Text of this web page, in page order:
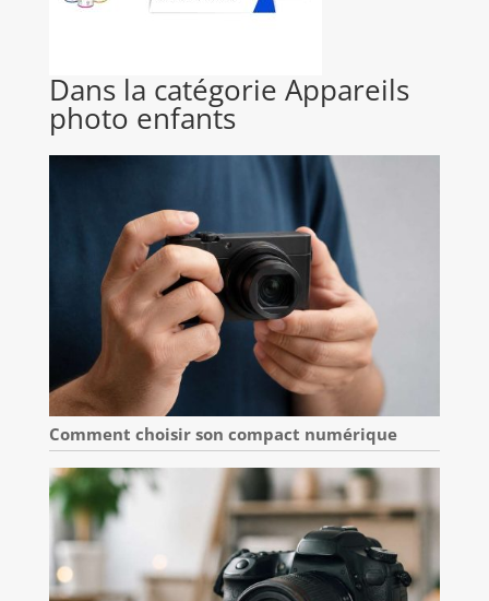
Dans la catégorie Appareils
photo enfants
Comment choisir son compact numérique